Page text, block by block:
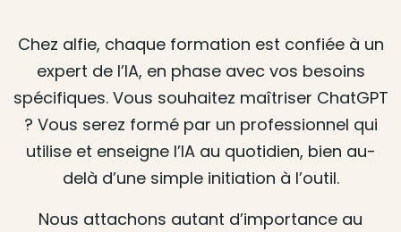
Chez alfie, chaque formation est confiée à un
expert de l’IA, en phase avec vos besoins
spécifiques. Vous souhaitez maîtriser ChatGPT
? Vous serez formé par un professionnel qui
utilise et enseigne l’IA au quotidien, bien au-
delà d’une simple initiation à l’outil.
Nous attachons autant d’importance au